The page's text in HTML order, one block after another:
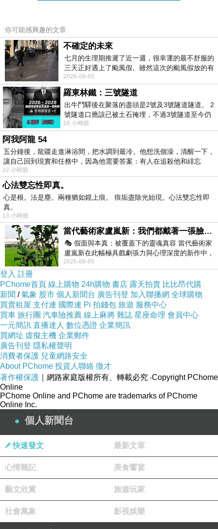
回購率最佳品牌
擁有百萬物件運送經驗，老客戶唯一指定
搬家品牌。
客戶獨享福利
專人收送環保箱
各類環保箱30天租借服務，不再到處蒐集
紙箱，直接送到家門口。
20年來不斷優化的搬家經驗
台南搬家大型物品搬運
防護
專利保護電視盒
獨家包覆設計，保護力全面升級，安全零
碰撞。
環保伸縮彈力保護毯
雙層加厚確保家具隔離外在，防止搬運途
中摩擦損壞。
獨家改良防水床套
注重家具完整包覆，保護床墊清潔，防塵
防水力加倍。
滿足您對搬家的基本需求
台南搬家基礎服務
簡易家具/家電拆裝服務
你可能感興趣的文章
不確定的未來
七月的生理期推遲了近一週，很幸運的最不舒服的
三天正好遇上了颱風假。雖然這次的颱風假放的有
點虛，因為風雨不大，但這也是最想要的
2026-08-05
羅東林鐵：三號隧道
出牛鬥驛後在聚落的盡頭是2號及3號隧道隧道。 2
號隧道口應該已被土石掩埋，不過3號隧道至今仍
存在。從台7丙牛鬥橋上往左岸上游方
16 小時前
阿我阿龍 54
五分鐘後，龍疆走進淋浴間，把水調到最冷。他想洗個澡，清醒一下，
讓自己回到現實和任務中，因為他需要答案：有人在追殺他和緋忘
22 小時前
心法雙忘性即真。
心是根。法是塵。兩種猶如鏡上痕。 痕垢盡除光始現。心法雙忘性即
真。
13 小時前
當代藝術家盧嵐新：我們都戴著一張臉，可真正的自己，總藏在那些被塗抹、被覆蓋的痕跡裡
🎭 假面與本真：被覆蓋下的靈魂真容 當代藝術家
盧嵐新在此幅極具戲劇張力與心理深度的新作中，
運用質感豐富的紙材肌理、墨痕與大膽的
2026-08-05
登入 註冊
PChome首頁 線上購物 24h購物 書店 露天拍賣 比比昂代購
新聞 /氣象 股市 個人新聞台 廣告刊登 加入聯播網 全球購物
買賣租屋 支付連 國際連 Pi 拍錢包 旅遊 服務中心
買車 旅行團 汽車險推薦 線上麻將 雜誌 星座命理 會員中心
一元簡訊 直播達人 數位憑證 企業簡訊
買網址 虛擬主機 企業郵件
廣告刊登 隱私權聲明
消費者保護 兒童網路安全
About PChome 投資人聯絡 徵才
著作權保護 ｜網路家庭版權所有、轉載必究 ‧Copyright PChome
Online
PChome Online and PChome are trademarks of PChome
Online Inc.
個人新聞台
快速發文 最新文章
心情雜記 美食饗宴
藝文欣賞 旅遊玩家
社會萬象 影視娛樂